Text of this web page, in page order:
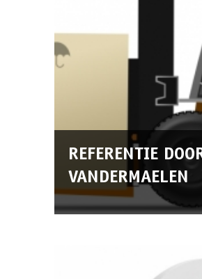
REFERENTIE
VANDERMAELEN